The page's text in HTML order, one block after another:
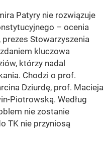
Patyry nie rozwiązuje
– ocenia
Stowarzyszenia
kluczowa
którzy nadal
Chodzi o prof.
Dziurdę, prof. Macieja
Piotrowską. Według
nie zostanie
TK nie przyniosą